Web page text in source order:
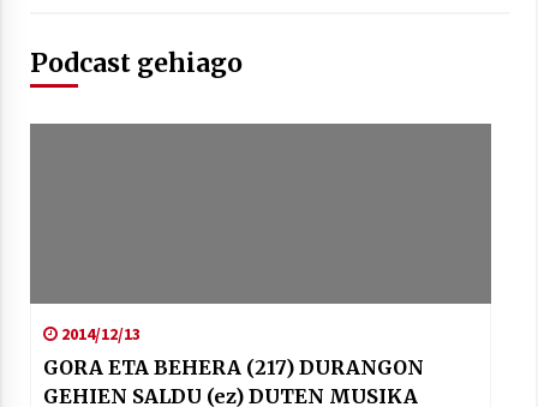
Podcast gehiago
2014/12/13
GORA ETA BEHERA (217) DURANGON
GEHIEN SALDU (ez) DUTEN MUSIKA